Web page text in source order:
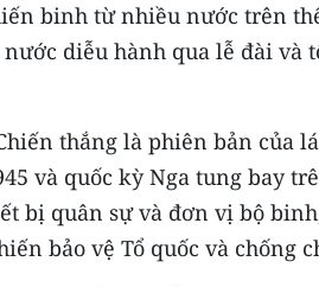
binh từ nhiều nước trên
nước diễu hành qua lễ đài
thắng là phiên bản của
và quốc kỳ Nga tung bay
bị quân sự và đơn vị bộ
bảo vệ Tổ quốc và chống